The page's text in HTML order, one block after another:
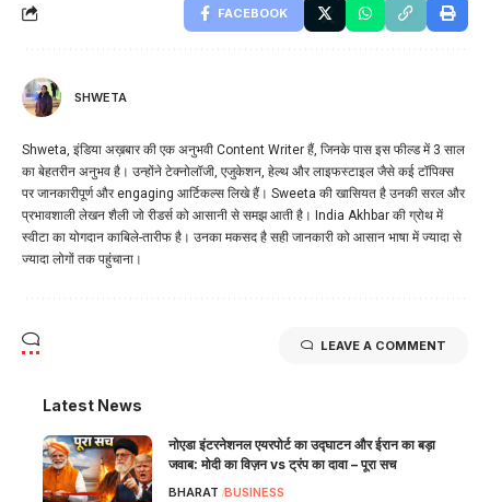
FACEBOOK
SHWETA
Shweta, इंडिया अख़बार की एक अनुभवी Content Writer हैं, जिनके पास इस फील्ड में 3 साल
का बेहतरीन अनुभव है। उन्होंने टेक्नोलॉजी, एजुकेशन, हेल्थ और लाइफस्टाइल जैसे कई टॉपिक्स
पर जानकारीपूर्ण और engaging आर्टिकल्स लिखे हैं। Sweeta की खासियत है उनकी सरल और
प्रभावशाली लेखन शैली जो रीडर्स को आसानी से समझ आती है। India Akhbar की ग्रोथ में
स्वीटा का योगदान काबिले-तारीफ है। उनका मकसद है सही जानकारी को आसान भाषा में ज्यादा से
ज्यादा लोगों तक पहुंचाना।
LEAVE A COMMENT
Latest News
नोएडा इंटरनेशनल एयरपोर्ट का उद्घाटन और ईरान का बड़ा
जवाब: मोदी का विज़न vs ट्रंप का दावा – पूरा सच
BHARAT BUSINESS